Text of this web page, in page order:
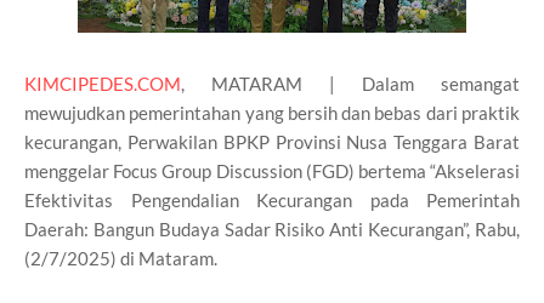
KIMCIPEDES.COM, MATARAM | Dalam semangat
mewujudkan pemerintahan yang bersih dan bebas dari praktik
kecurangan, Perwakilan BPKP Provinsi Nusa Tenggara Barat
menggelar Focus Group Discussion (FGD) bertema “Akselerasi
Efektivitas Pengendalian Kecurangan pada Pemerintah
Daerah: Bangun Budaya Sadar Risiko Anti Kecurangan”, Rabu,
(2/7/2025) di Mataram.